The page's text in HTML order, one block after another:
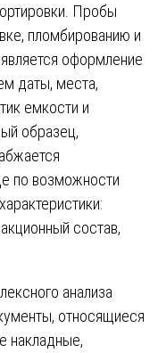
Пробы
пломбированию и
оформление
даты, места,
емкости и
образец,
по возможности
состав,
анализа
относящиеся
накладные,